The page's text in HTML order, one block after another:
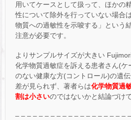
用いてケースとして扱って、ほかの
性について除外を行っていない場合
物質への過敏性を示唆する」という
注意が必要です。
よりサンプルサイズが大きい
化学物質過敏症を訴える患者さん(ケ
のない健康な方(コントロール)の遺
差が見られず、著者らは化学物質過
割は小さいのではないかと結論づけ
– – – – – – – – – – – – – – – – – – –